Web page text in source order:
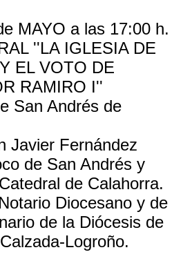
MAYO a las 17:00 h.
''LA IGLESIA DE
EL VOTO DE
RAMIRO I''
San Andrés de
Javier Fernández
de San Andrés y
de Calahorra.
Diocesano y de
de la Diócesis de
Logroño.